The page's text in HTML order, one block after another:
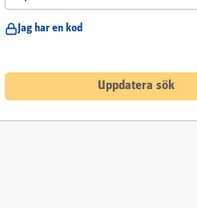
Jag har en kod
Uppdatera sök